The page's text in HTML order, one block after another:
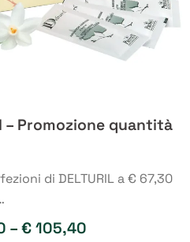
pagina
del
prodotto
– Promozione quantità
di DELTURIL a € 67,30
– € 105,40